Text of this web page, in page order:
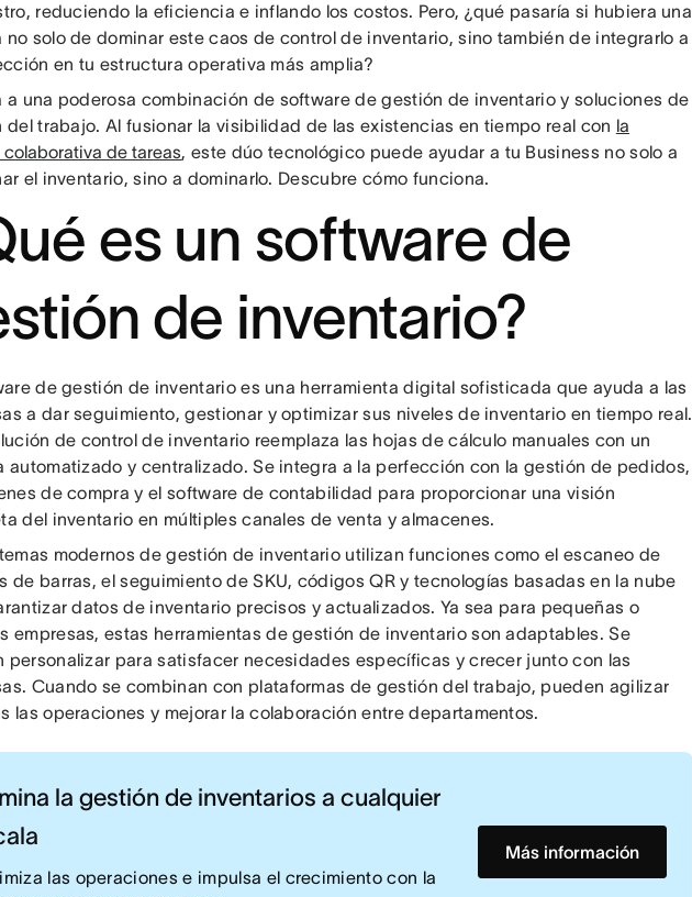
reduciendo la eficiencia e inflando los costos. Pero, ¿qué pasaría si hubiera una
no solo de dominar este caos de control de inventario, sino también de integrarlo a
en tu estructura operativa más amplia?
a una poderosa combinación de software de gestión de inventario y soluciones de
del trabajo. Al fusionar la visibilidad de las existencias en tiempo real con la
de tareas, este dúo tecnológico puede ayudar a tu Business no solo a
el inventario, sino a dominarlo. Descubre cómo funciona.
es un software de
de inventario?
de gestión de inventario es una herramienta digital sofisticada que ayuda a las
a dar seguimiento, gestionar y optimizar sus niveles de inventario en tiempo real.
de control de inventario reemplaza las hojas de cálculo manuales con un
automatizado y centralizado. Se integra a la perfección con la gestión de pedidos,
de compra y el software de contabilidad para proporcionar una visión
del inventario en múltiples canales de venta y almacenes.
modernos de gestión de inventario utilizan funciones como el escaneo de
de barras, el seguimiento de SKU, códigos QR y tecnologías basadas en la nube
datos de inventario precisos y actualizados. Ya sea para pequeñas o
empresas, estas herramientas de gestión de inventario son adaptables. Se
personalizar para satisfacer necesidades específicas y crecer junto con las
Cuando se combinan con plataformas de gestión del trabajo, pueden agilizar
las operaciones y mejorar la colaboración entre departamentos.
la gestión de inventarios a cualquier
las operaciones e impulsa el crecimiento con la
Más información